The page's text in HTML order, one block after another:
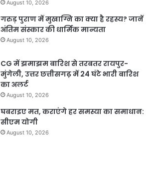
August 10, 2026
गरुड़ पुराण में मुखाग्नि का क्या है रहस्य? जानें
अंतिम संस्कार की धार्मिक मान्यता
August 10, 2026
CG में झमाझम बारिश से तरबतर रायपुर-
मुंगेली, उत्तर छत्तीसगढ़ में 24 घंटे भारी बारिश
का अलर्ट
August 10, 2026
घबराइए मत, कराएंगे हर समस्या का समाधान:
सीएम योगी
August 10, 2026